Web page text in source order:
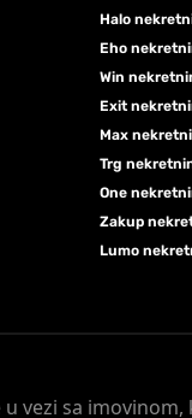
vezi sa imovinom,
Halo
Eho
Win
Exit
Max
Trg
One
Zakup
Lumo